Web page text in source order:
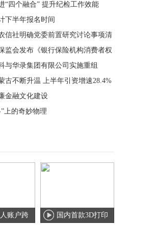
“四个融合” 提升纪检工作效能
下半年报名时间
信社明确党委前置研究讨论事项清
策高效运转
监会发布《银行保险机构消费者权
价办法》
与华录集团有限公司实施重组
古不断升温 上半年引资增速28.4%
金融文化建设
上的奇妙物理
账户跨
国内首款3D打印